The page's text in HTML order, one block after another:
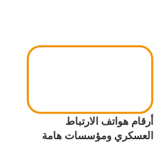
أرقام هواتف الارتباط
العسكري ومؤسسات هامة